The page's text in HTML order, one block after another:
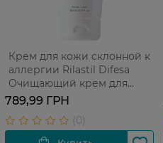
Крем для кожи склонной к
аллергии Rilastil Difesa
Очищающий крем для
кожи склонной к аллергии
200 мл
789,99 ГРН